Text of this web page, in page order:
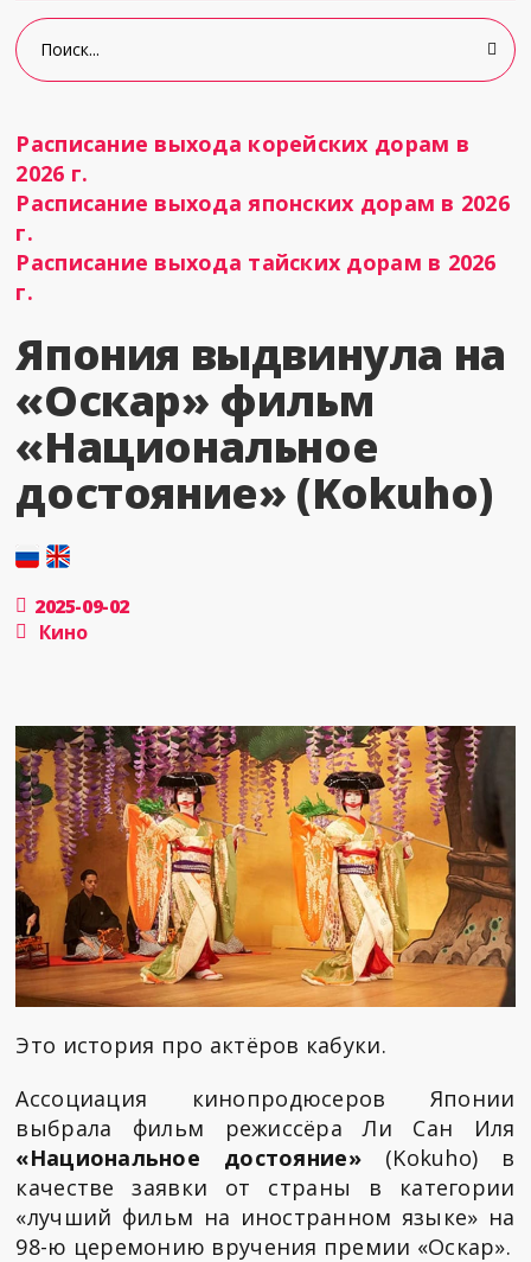
Расписание выхода корейских дорам в
2026 г.
Расписание выхода японских дорам в 2026
г.
Расписание выхода тайских дорам в 2026
г.
Япония выдвинула на
«Оскар» фильм
«Национальное
достояние» (Kokuho)
2025-09-02
Кино
Это история про актёров кабуки.
Ассоциация кинопродюсеров Японии
выбрала фильм режиссёра Ли Сан Иля
«Национальное достояние»(Kokuho) в
качестве заявки от страны в категории
«лучший фильм на иностранном языке» на
98-ю церемонию вручения премии «Оскар».